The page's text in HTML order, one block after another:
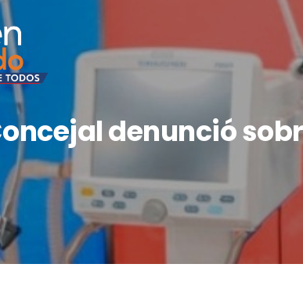
denunció